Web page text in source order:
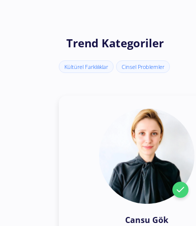
Trend Kategoriler
Kültürel Farklılıklar Cinsel Problemler
Cansu Gök